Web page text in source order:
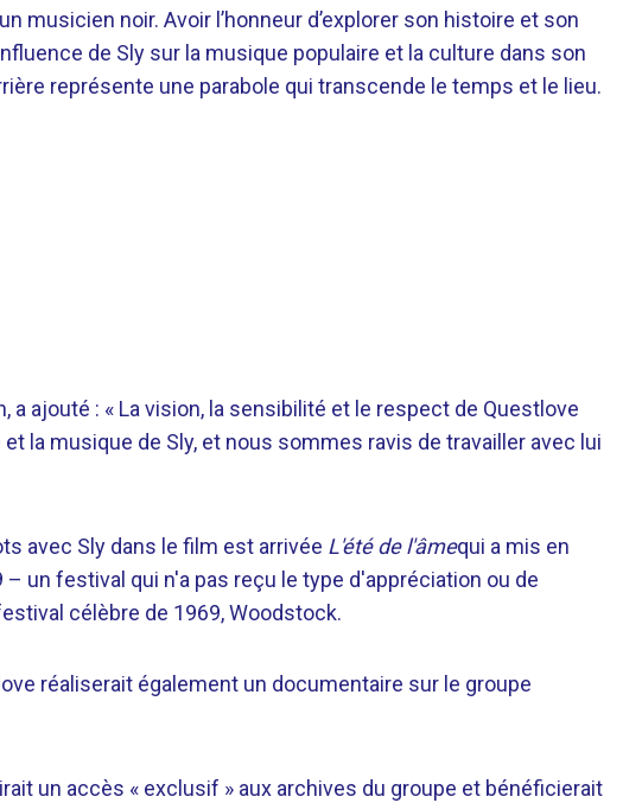
musicien noir. Avoir l’honneur d’explorer son histoire et son
de Sly sur la musique populaire et la culture dans son
représente une parabole qui transcende le temps et le lieu.
a ajouté : « La vision, la sensibilité et le respect de Questlove
la musique de Sly, et nous sommes ravis de travailler avec lui
avec Sly dans le film est arrivée L'été de l'âmequi a mis en
un festival qui n'a pas reçu le type d'appréciation ou de
célèbre de 1969, Woodstock.
réaliserait également un documentaire sur le groupe
un accès « exclusif » aux archives du groupe et bénéficierait